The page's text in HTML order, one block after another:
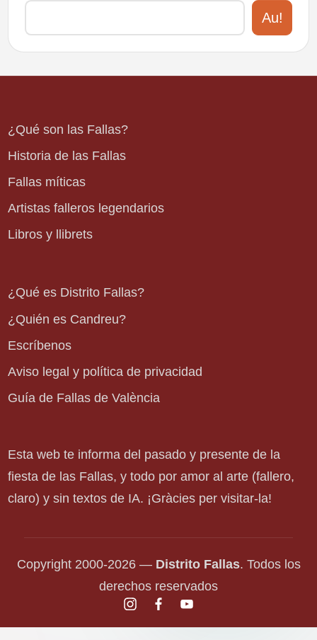
Au!
¿Qué son las Fallas?
Historia de las Fallas
Fallas míticas
Artistas falleros legendarios
Libros y llibrets
¿Qué es Distrito Fallas?
¿Quién es Candreu?
Escríbenos
Aviso legal y política de privacidad
Guía de Fallas de València
Esta web te informa del pasado y presente de la
fiesta de las Fallas, y todo por amor al arte (fallero,
claro) y sin textos de IA. ¡Gràcies per visitar-la!
Copyright 2000-2026 — Distrito Fallas. Todos los
derechos reservados
instagram.com
facebook.com
youtube.com